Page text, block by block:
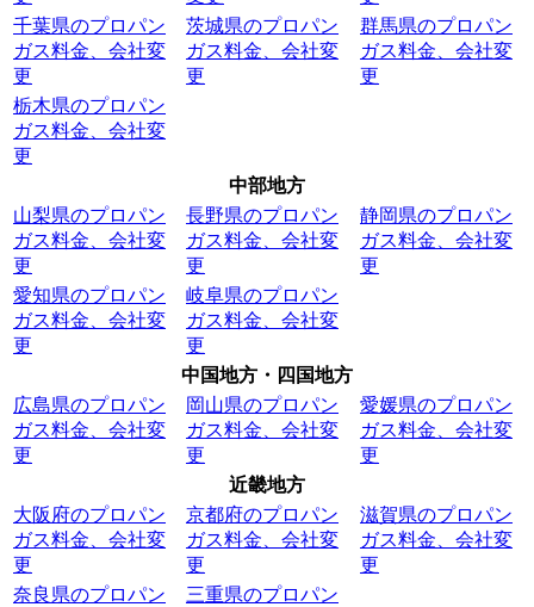
千葉県のプロパン
ガス料金、会社変
更
茨城県のプロパン
ガス料金、会社変
更
群馬県のプロパン
ガス料金、会社変
更
栃木県のプロパン
ガス料金、会社変
更
中部地方
山梨県のプロパン
ガス料金、会社変
更
長野県のプロパン
ガス料金、会社変
更
静岡県のプロパン
ガス料金、会社変
更
愛知県のプロパン
ガス料金、会社変
更
岐阜県のプロパン
ガス料金、会社変
更
中国地方・四国地方
広島県のプロパン
ガス料金、会社変
更
岡山県のプロパン
ガス料金、会社変
更
愛媛県のプロパン
ガス料金、会社変
更
近畿地方
大阪府のプロパン
ガス料金、会社変
更
京都府のプロパン
ガス料金、会社変
更
滋賀県のプロパン
ガス料金、会社変
更
奈良県のプロパン
三重県のプロパン